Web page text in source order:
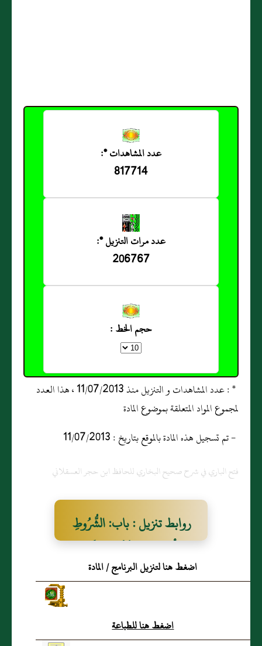
عدد المشاهدات *:
817714
عدد مرات التنزيل *:
206767
حجم الخط :
* : عدد المشاهدات و التنزيل منذ 11/07/2013 ، هذا العدد
لمجموع المواد المتعلقة بموضوع المادة
- تم تسجيل هذه المادة بالموقع بتاريخ : 11/07/2013
فتح الباري في شرح صحيح البخاري للحافظ ابن حجر العسقلاني
روابط تنزيل : باب: الشُّرُوطِ
فِي الْمَهْرِ عِنْدَ عُقْدَةِ النِّكَاحِ
اضغط هنا لتنزيل البرنامج / المادة
اضغط هنا للطباعة